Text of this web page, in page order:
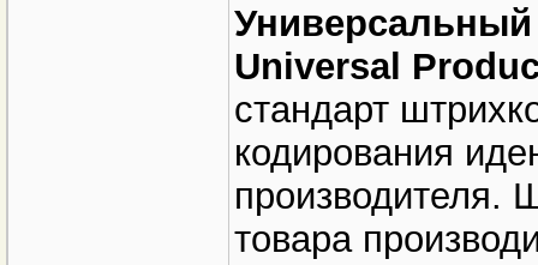
Универсальный
Universal
стандарт
кодирования
производителя.
товара